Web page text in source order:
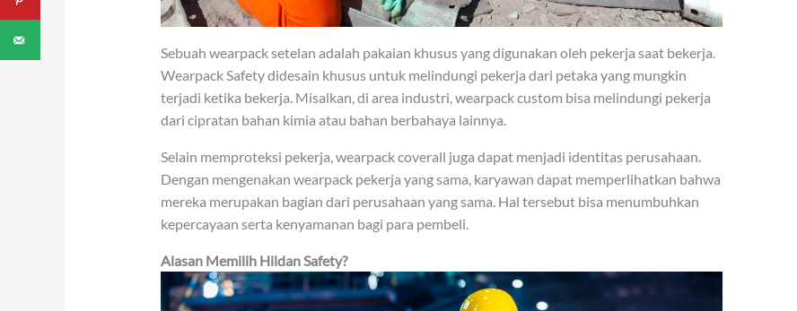
Sebuah wearpack setelan adalah pakaian khusus yang digunakan oleh pekerja saat bekerja.
Wearpack Safety didesain khusus untuk melindungi pekerja dari petaka yang mungkin
terjadi ketika bekerja. Misalkan, di area industri, wearpack custom bisa melindungi pekerja
dari cipratan bahan kimia atau bahan berbahaya lainnya.
Selain memproteksi pekerja, wearpack coverall juga dapat menjadi identitas perusahaan.
Dengan mengenakan wearpack pekerja yang sama, karyawan dapat memperlihatkan bahwa
mereka merupakan bagian dari perusahaan yang sama. Hal tersebut bisa menumbuhkan
kepercayaan serta kenyamanan bagi para pembeli.
Alasan Memilih Hildan Safety?